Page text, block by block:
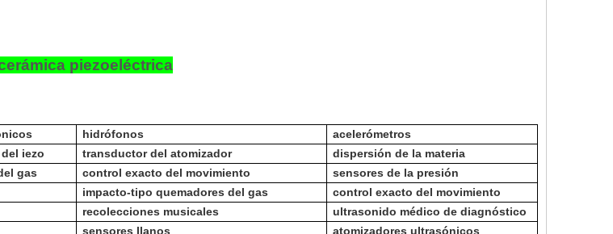
piezoeléctrica
hidrófonos
acelerómetros
iezo transductor del atomizador
dispersión de la materia
gas
control exacto del movimiento
sensores de la presión
impacto-tipo quemadores del gas
control exacto del movimiento
recolecciones musicales
ultrasonido médico de diagnóstico
sensores llanos atomizadores ultrasónicos